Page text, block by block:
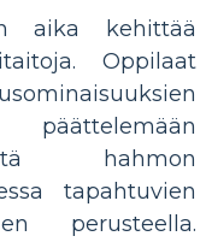
aika kehittää
Oppilaat
hahmon
tapahtuvien
perusteella.